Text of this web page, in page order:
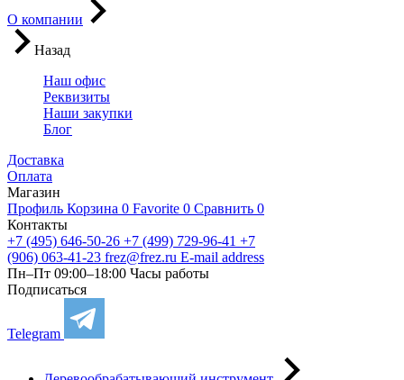
О компании
Назад
Наш офис
Реквизиты
Наши закупки
Блог
Доставка
Оплата
Магазин
Профиль Корзина 0 Favorite 0 Сравнить 0
Контакты
+7 (495) 646-50-26 +7 (499) 729-96-41 +7
(906) 063-41-23 frez@frez.ru E-mail address
Пн–Пт 09:00–18:00 Часы работы
Подписаться
Telegram